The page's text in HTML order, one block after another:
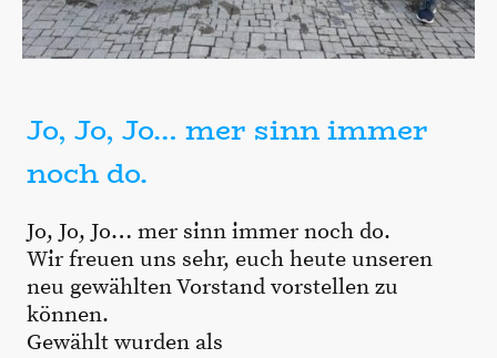
Jo, Jo, Jo… mer sinn immer
noch do.
Jo, Jo, Jo… mer sinn immer noch do.
Wir freuen uns sehr, euch heute unseren
neu gewählten Vorstand vorstellen zu
können.
Gewählt wurden als